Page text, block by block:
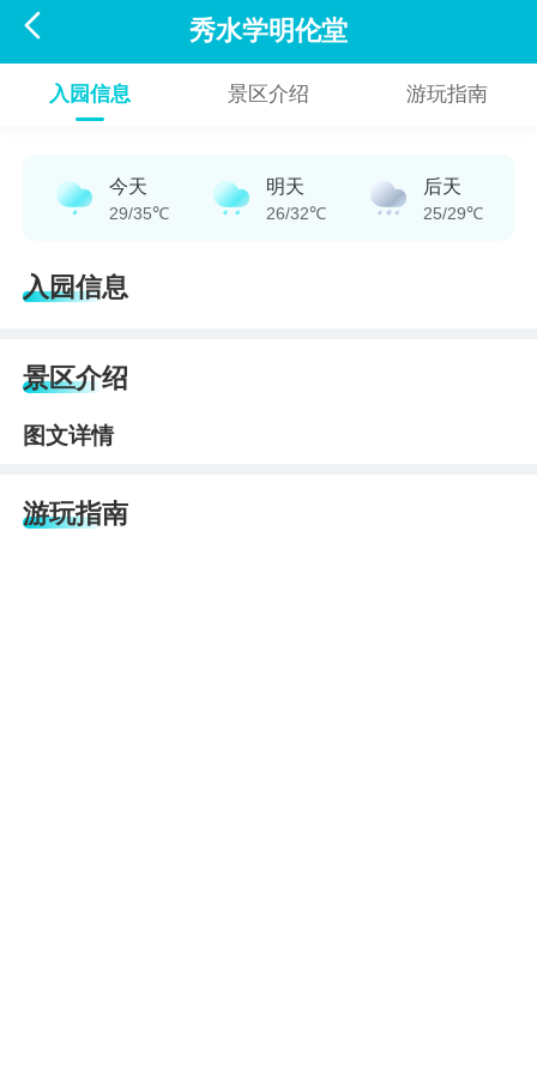
 秀水学明伦堂
入园信息 景区介绍 游玩指南
今天
29/35℃
明天
26/32℃
后天
25/29℃
入园信息
景区介绍
图文详情
游玩指南